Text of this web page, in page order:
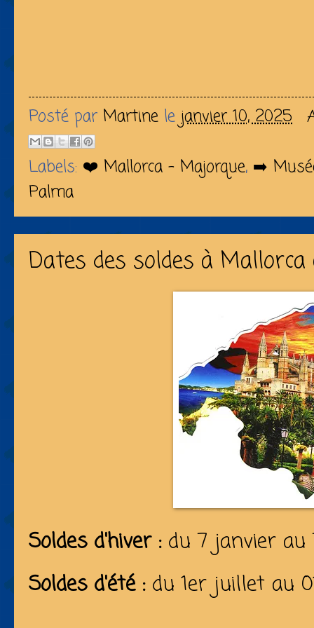
Posté par Martine le janvier 10, 2025
Labels: ❤️ Mallorca - Majorque, ➡️
Palma
Dates des soldes à
Soldes d'hiver :du 7 janvier au
Soldes d'été :du 1er juillet au